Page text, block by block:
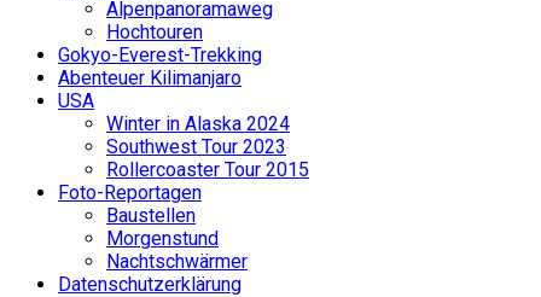
Alpenpanoramaweg
Hochtouren
Gokyo-Everest-Trekking
Abenteuer Kilimanjaro
USA
Winter in Alaska 2024
Southwest Tour 2023
Rollercoaster Tour 2015
Foto-Reportagen
Baustellen
Morgenstund
Nachtschwärmer
Datenschutzerklärung